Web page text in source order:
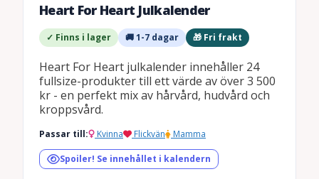
Heart For Heart Julkalender
✓ Finns i lager 🚚 1-7 dagar 🎁 Fri frakt
Heart For Heart julkalender innehåller 24
fullsize-produkter till ett värde av över 3 500
kr - en perfekt mix av hårvård, hudvård och
kroppsvård.
Passar till: Kvinna Flickvän Mamma
Spoiler! Se innehållet i kalendern